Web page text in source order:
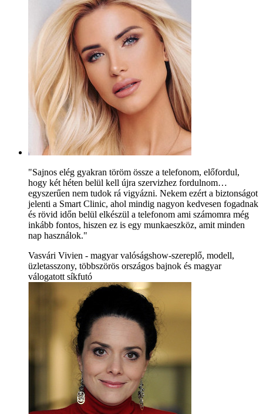
"Sajnos elég gyakran töröm össze a telefonom, előfordul,
hogy két héten belül kell újra szervizhez fordulnom…
egyszerűen nem tudok rá vigyázni. Nekem ezért a biztonságot
jelenti a Smart Clinic, ahol mindig nagyon kedvesen fogadnak
és rövid időn belül elkészül a telefonom ami számomra még
inkább fontos, hiszen ez is egy munkaeszköz, amit minden
nap használok."
Vasvári Vivien - magyar valóságshow-szereplő, modell,
üzletasszony, többszörös országos bajnok és magyar
válogatott síkfutó